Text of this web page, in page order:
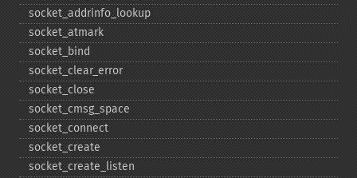
socket_​addrinfo_​lookup
socket_​atmark
socket_​bind
socket_​clear_​error
socket_​close
socket_​cmsg_​space
socket_​connect
socket_​create
socket_​create_​listen